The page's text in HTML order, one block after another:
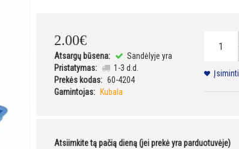
2.00€
Atsargų būsena:
Sandėlyje yra
Pristatymas:
1-3 d.d.
Prekės kodas: 60-4204
Gamintojas:
Kubala
Įsiminti
Atsiimkite tą pačią dieną (jei prekė yra parduotuvėje)